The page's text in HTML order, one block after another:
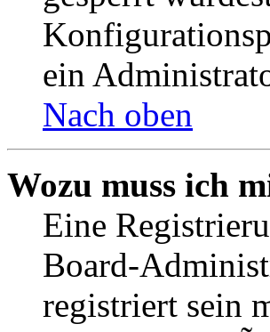
ein
Nach oben
Wozu muss ich
Eine
Board-
registriert sein